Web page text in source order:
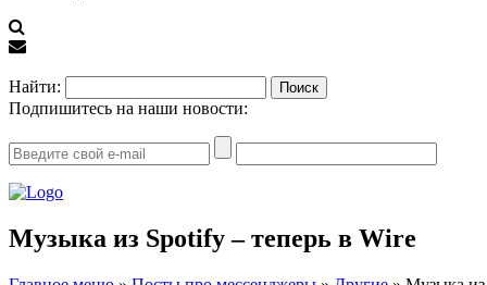
Найти:
Подпишитесь на наши новости:
Музыка из Spotify – теперь в Wire